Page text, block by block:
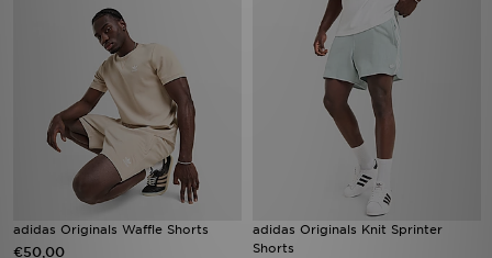
adidas Originals Waffle Shorts
€50,00
adidas Originals Knit Sprinter
Shorts